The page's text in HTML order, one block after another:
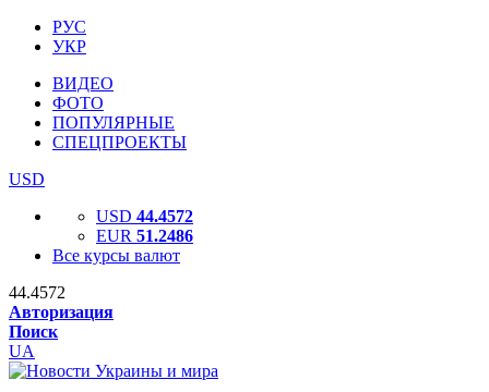
РУС
УКР
ВИДЕО
ФОТО
ПОПУЛЯРНЫЕ
СПЕЦПРОЕКТЫ
USD
USD 44.4572
EUR 51.2486
Все курсы валют
44.4572
Авторизация
Поиск
UA